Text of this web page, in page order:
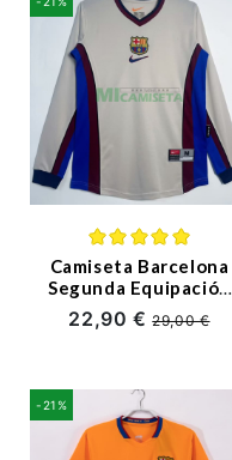
Camiseta Barcelona
Segunda Equipación
Retro 1998/99 ML
Beige
22,90 €29,00 €
-21%